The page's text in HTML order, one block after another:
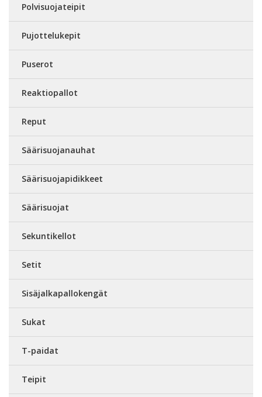
Polvisuojateipit
Pujottelukepit
Puserot
Reaktiopallot
Reput
Säärisuojanauhat
Säärisuojapidikkeet
Säärisuojat
Sekuntikellot
Setit
Sisäjalkapallokengät
Sukat
T-paidat
Teipit